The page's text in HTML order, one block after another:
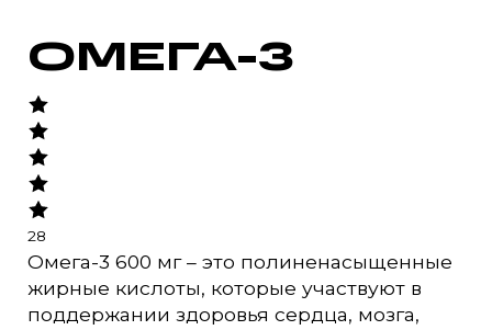
ОМЕГА-3
28
Омега-3 600 мг – это полиненасыщенные
жирные кислоты, которые участвуют в
поддержании здоровья сердца, мозга,